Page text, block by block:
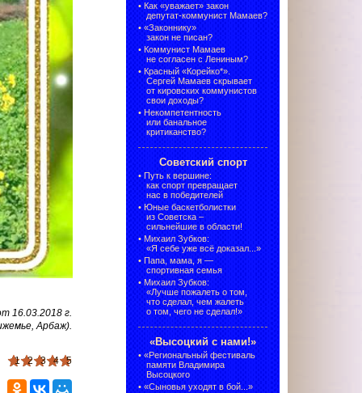
16.03.2018 г.
Арбаж).
1 2 3 4 5
• Как «уважает» закон
депутат-коммунист Мамаев?
• «Законнику»
закон не писан?
• Коммунист Мамаев
не согласен с Лениным?
• Красный «Корейко*».
Сергей Мамаев скрывает
от кировских коммунистов
свои доходы?
• Некомпетентность
или банальное
критиканство?
Советский спорт
• Путь к вершине:
как спорт превращает
нас в победителей
• Юные баскетболистки
из Советска –
сильнейшие в области!
• Михаил Зубков:
«Я себе уже всё доказал...»
• Папа, мама, я —
спортивная семья
• Михаил Зубков:
«Лучше пожалеть о том,
что сделал, чем жалеть
о том, чего не сделал!»
«Высоцкий с нами!»
• «Региональный фестиваль
памяти Владимира
Высоцкого
• «Сыновья уходят в бой...»